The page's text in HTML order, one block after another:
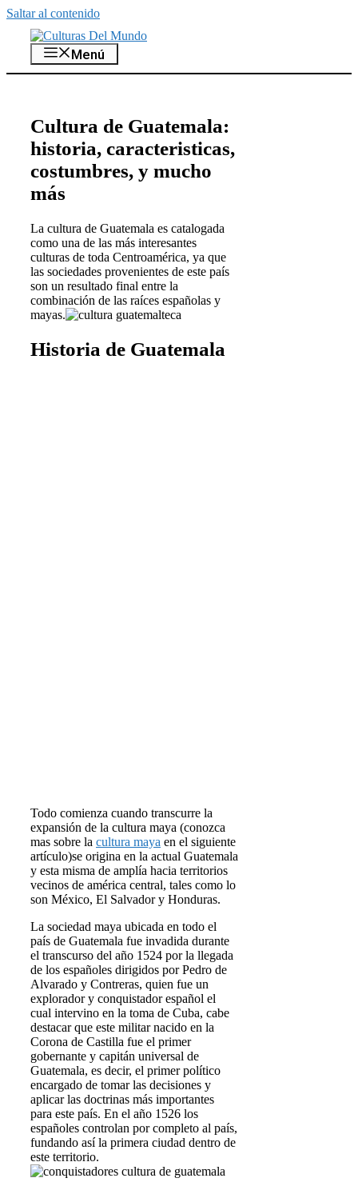
Saltar al contenido
Menú
Cultura de Guatemala:
historia, caracteristicas,
costumbres, y mucho
más
La cultura de Guatemala es catalogada
como una de las más interesantes
culturas de toda Centroamérica, ya que
las sociedades provenientes de este país
son un resultado final entre la
combinación de las raíces españolas y
mayas.
Historia de Guatemala
Todo comienza cuando transcurre la
expansión de la cultura maya (conozca
mas sobre la cultura maya en el siguiente
artículo)se origina en la actual Guatemala
y esta misma de amplía hacia territorios
vecinos de américa central, tales como lo
son México, El Salvador y Honduras.
La sociedad maya ubicada en todo el
país de Guatemala fue invadida durante
el transcurso del año 1524 por la llegada
de los españoles dirigidos por Pedro de
Alvarado y Contreras, quien fue un
explorador y conquistador español el
cual intervino en la toma de Cuba, cabe
destacar que este militar nacido en la
Corona de Castilla fue el primer
gobernante y capitán universal de
Guatemala, es decir, el primer político
encargado de tomar las decisiones y
aplicar las doctrinas más importantes
para este país. En el año 1526 los
españoles controlan por completo al país,
fundando así la primera ciudad dentro de
este territorio.